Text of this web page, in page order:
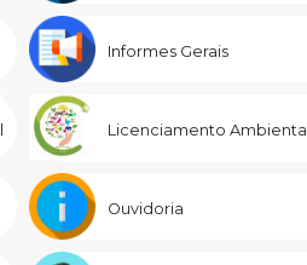
Informes Gerais
Licenciamento Ambiental
Ouvidoria